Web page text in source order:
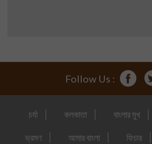
Follow Us :
চর্যা কলকাতা বাংলার মুখ
ভ্রমণ আমার বাংলা ফিচার